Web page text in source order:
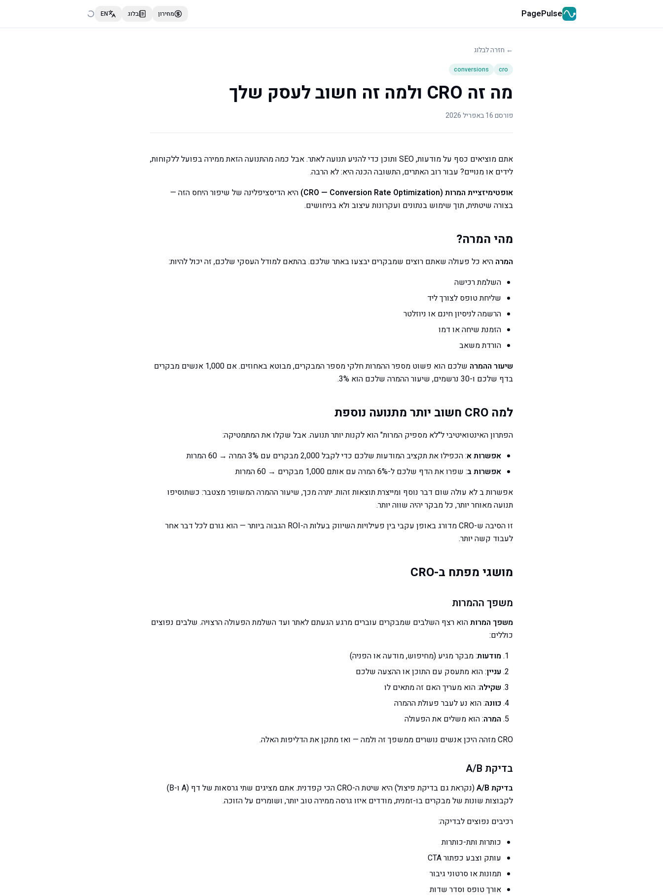
PagePulse מחירון בלוג EN
← חזרה לבלוג
cro
conversions
מה זה CRO ולמה זה חשוב לעסק שלך
פורסם16 באפריל 2026
אתם מוציאים כסף על מודעות, SEO ותוכן כדי להניע תנועה לאתר. אבל כמה מהתנועה הזאת ממירה בפועל ללקוחות,
לידים או מנויים? עבור רוב האתרים, התשובה הכנה היא: לא הרבה.
אופטימיזציית המרות (CRO — Conversion Rate Optimization)
היא הדיסציפלינה של שיפור היחס הזה —
בצורה שיטתית, תוך שימוש בנתונים ועקרונות עיצוב ולא בניחושים.
מהי המרה?
המרה היא כל פעולה שאתם רוצים שמבקרים יבצעו באתר שלכם. בהתאם למודל העסקי שלכם, זה יכול להיות:
השלמת רכישה
שליחת טופס לצורך ליד
הרשמה לניסיון חינם או ניוזלטר
הזמנת שיחה או דמו
הורדת משאב
שיעור ההמרה
שלכם הוא פשוט מספר ההמרות חלקי מספר המבקרים, מבוטא באחוזים. אם 1,000 אנשים מבקרים
בדף שלכם ו-30 נרשמים, שיעור ההמרה שלכם הוא 3%.
למה CRO חשוב יותר מתנועה נוספת
הפתרון האינטואיטיבי ל"לא מספיק המרות" הוא לקנות יותר תנועה. אבל שקלו את המתמטיקה:
אפשרות א: הכפילו את תקציב המודעות שלכם כדי לקבל 2,000 מבקרים עם 3% המרה → 60 המרות
אפשרות ב: שפרו את הדף שלכם ל-6% המרה עם אותם 1,000 מבקרים → 60 המרות
אפשרות ב לא עולה שום דבר נוסף ומייצרת תוצאות זהות. יתרה מכך, שיעור ההמרה המשופר מצטבר: כשתוסיפו
תנועה מאוחר יותר, כל מבקר יהיה שווה יותר.
זו הסיבה ש-CRO מדורג באופן עקבי בין פעילויות השיווק בעלות ה-ROI הגבוה ביותר — הוא גורם לכל דבר אחר
לעבוד קשה יותר.
מושגי מפתח ב-CRO
משפך ההמרות
משפך המרותהוא רצף השלבים שמבקרים עוברים מרגע הגעתם לאתר ועד השלמת הפעולה הרצויה. שלבים נפוצים
כוללים:
מודעות: מבקר מגיע (מחיפוש, מודעה או הפניה)
עניין: הוא מתעסק עם התוכן או ההצעה שלכם
שקילה: הוא מעריך האם זה מתאים לו
כוונה: הוא נע לעבר פעולת ההמרה
המרה: הוא משלים את הפעולה
CRO מזהה היכן אנשים נושרים ממשפך זה ולמה — ואז מתקן את הדליפות האלה.
בדיקת A/B
בדיקת A/B
(נקראת גם בדיקת פיצול) היא שיטת ה-CRO הכי קפדנית. אתם מציגים שתי גרסאות של דף (A ו-B)
לקבוצות שונות של מבקרים בו-זמנית, מודדים איזו גרסה ממירה טוב יותר, ושומרים על הזוכה.
רכיבים נפוצים לבדיקה:
כותרות ותת-כותרות
עותק וצבע כפתור CTA
תמונות או סרטוני גיבור
אורך טופס וסדר שדות